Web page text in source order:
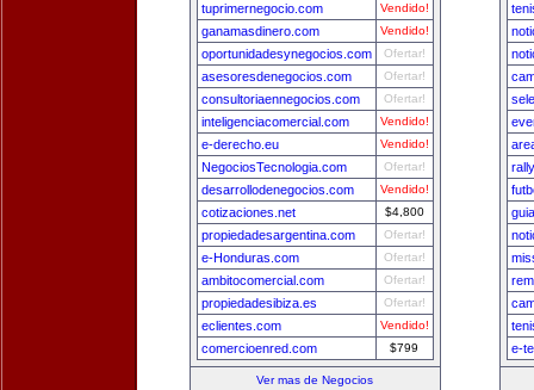
tuprimernegocio.com Vendido!
ganamasdinero.com Vendido!
oportunidadesynegocios.com Ofertar!
asesoresdenegocios.com Ofertar!
consultoriaennegocios.com Ofertar!
inteligenciacomercial.com Vendido!
e-derecho.eu Vendido!
NegociosTecnologia.com Ofertar!
desarrollodenegocios.com Vendido!
cotizaciones.net $4,800
propiedadesargentina.com Ofertar!
e-Honduras.com Ofertar!
ambitocomercial.com Ofertar!
propiedadesibiza.es Ofertar!
eclientes.com Vendido!
comercioenred.com $799
Ver mas de Negocios
e-